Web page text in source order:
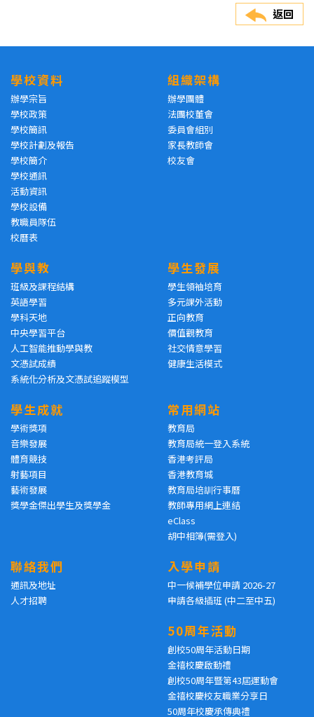
返回
學校資料
辦學宗旨
學校政策
學校簡訊
學校計劃及報告
學校簡介
學校通訊
活動資訊
學校設備
教職員隊伍
校曆表
組織架構
辦學團體
法團校董會
委員會組別
家長教師會
校友會
學與教
班級及課程結構
英語學習
學科天地
中央學習平台
人工智能推動學與教
文憑試成績
系統化分析及文憑試追蹤模型
學生發展
學生領袖培育
多元課外活動
正向教育
價值觀教育
社交情意學習
健康生活模式
學生成就
學術獎項
音樂發展
體育競技
射藝項目
藝術發展
獎學金傑出學生及獎學金
常用網站
教育局
教育局統一登入系統
香港考評局
香港教育城
教育局培訓行事曆
教師專用網上連結
eClass
胡中相簿(需登入)
聯絡我們
通訊及地址
人才招聘
入學申請
中一候補學位申請 2026-27
申請各級插班 (中二至中五)
50周年活動
創校50周年活動日期
金禧校慶啟動禮
創校50周年暨第43屆運動會
金禧校慶校友職業分享日
50周年校慶承傳典禮